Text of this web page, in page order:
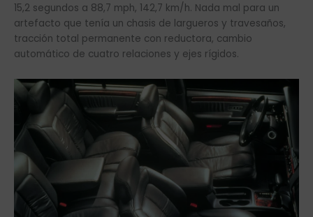
15,2 segundos a 88,7 mph, 142,7 km/h. Nada mal para un
artefacto que tenía un chasis de largueros y travesaños,
tracción total permanente con reductora, cambio
automático de cuatro relaciones y ejes rígidos.